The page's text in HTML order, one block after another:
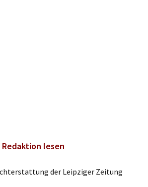
lesen
der Leipziger Zeitung